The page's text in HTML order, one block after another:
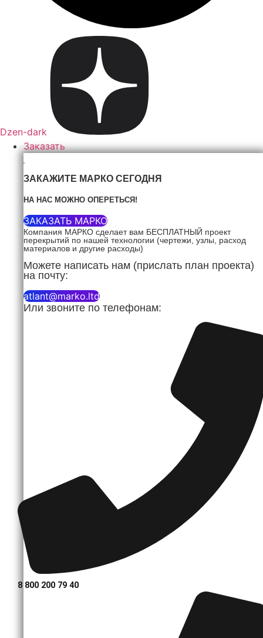
Dzen-dark
Заказать
ЗАКАЖИТЕ МАРКО СЕГОДНЯ
НА НАС МОЖНО ОПЕРЕТЬСЯ!
ЗАКАЗАТЬ МАРКО
Компания МАРКО сделает вам БЕСПЛАТНЫЙ проект
перекрытий по нашей технологии (чертежи, узлы, расход
материалов и другие расходы)
Можете написать нам (прислать план проекта)
на почту:
atlant@marko.ltd
Или звоните по телефонам:
8 800 200 79 40